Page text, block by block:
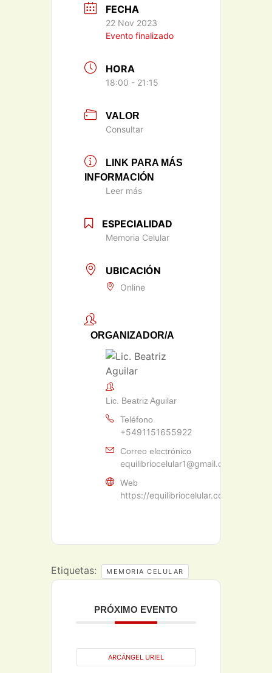
FECHA
22 Nov 2023
Evento finalizado
HORA
18:00 - 21:15
VALOR
Consultar
LINK PARA MÁS
INFORMACIÓN
Leer más
ESPECIALIDAD
Memoria Celular
UBICACIÓN
Online
ORGANIZADOR/A
Lic. Beatriz Aguilar
Teléfono
+5491151655922
Correo electrónico
equilibriocelular1@gmail.com
Web
https://equilibriocelular.com
Etiquetas: MEMORIA CELULAR
PRÓXIMO EVENTO
ARCÁNGEL URIEL